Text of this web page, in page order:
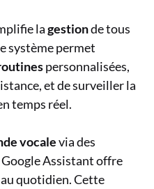
lagestionde tous
système permet
personnalisées,
et de surveiller la
temps réel.
vocalevia des
Google Assistant offre
quotidien. Cette